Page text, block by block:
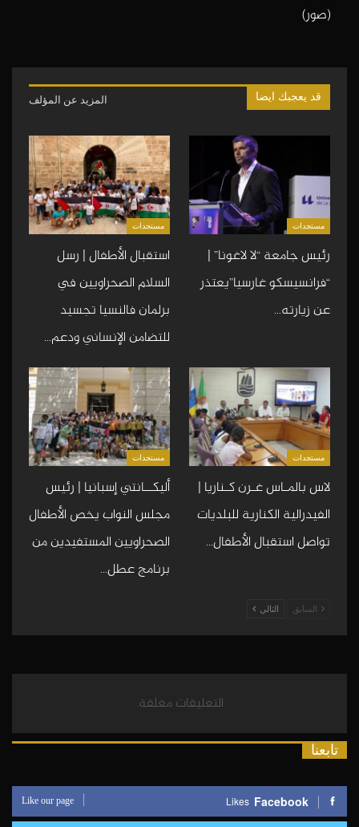
(صور)
قد يعجبك ايضا المزيد عن المؤلف
مستجدات
رئيس جامعة “لا لاغونا” |
“فرانسيسكو غارسيا”يعتذر
عن زيارته…
مستجدات
استقبال الأطفال | رسل
السلام الصحراويين في
برلمان فالنسيا تجسيد
للتضامن الإنساني ودعم…
مستجدات
لاس بالمـاس غـرن كـناريا |
الفيدرالية الكنارية للبلديات
تواصل استقبال الأطفال…
مستجدات
أليكــانتي إسبانيا | رئيس
مجلس النواب يخص الأطفال
الصحراويين المستفيدين من
برنامج عطل…
السابق التالي
التعليقات مغلقة.
تابعنا
Facebook
Likes
Like our page